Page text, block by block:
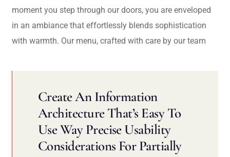
moment you step through our doors, you are enveloped
in an ambiance that effortlessly blends sophistication
with warmth. Our menu, crafted with care by our team
Create An Information
Architecture That’s Easy To
Use Way Precise Usability
Considerations For Partially